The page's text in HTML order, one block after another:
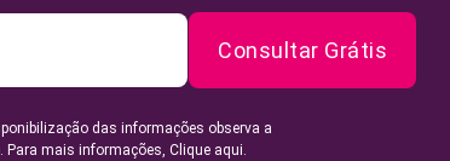
Consultar Grátis
das informações observa a
Para mais informações, Clique aqui.